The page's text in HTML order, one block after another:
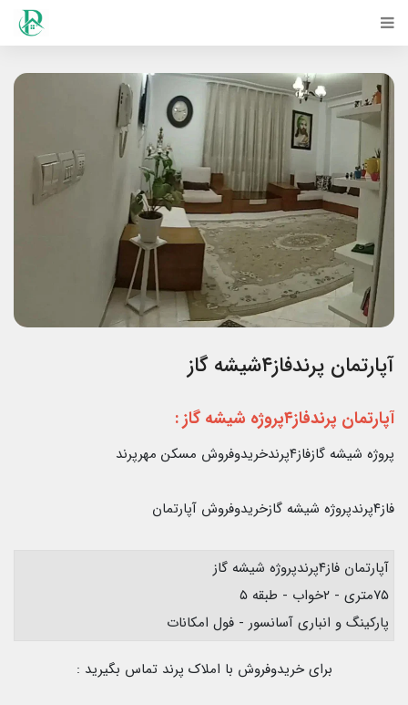
آپارتمان پرندفاز۴شیشه گاز
آپارتمان پرندفاز۴پروژه شیشه گاز :
پروژه شیشه گازفاز۴پرندخریدوفروش مسکن مهرپرند
فاز۴پرندپروژه شیشه گازخریدوفروش آپارتمان
آپارتمان فاز۴پرندپروژه شیشه گاز
۷۵متری - ۲خواب - طبقه ۵
پارکینگ و انباری آسانسور - فول امکانات
برای خریدوفروش با املاک پرند تماس بگیرید :